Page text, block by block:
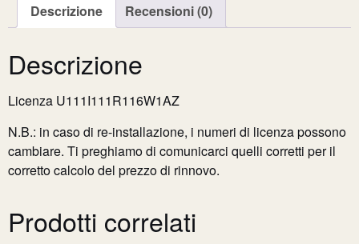
Descrizione Recensioni (0)
Descrizione
Licenza U111I111R116W1AZ
N.B.: in caso di re-installazione, i numeri di licenza possono
cambiare. Ti preghiamo di comunicarci quelli corretti per il
corretto calcolo del prezzo di rinnovo.
Prodotti correlati